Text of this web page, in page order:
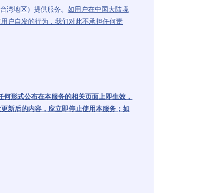
湾地区）提供服务。 如用户在中国大陆境
户自发的行为，我们对此不承担任何责
形式公布在本服务的相关页面上即生效，
新后的内容，应立即停止使用本服务；如